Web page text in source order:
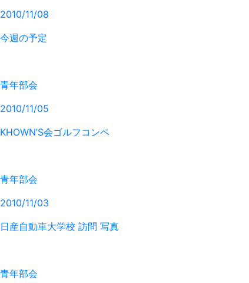
2010/11/08
今週の予定
青年部会
2010/11/05
KHOWN’S会ゴルフコンペ
青年部会
2010/11/03
日産自動車大学校 訪問 写真
青年部会